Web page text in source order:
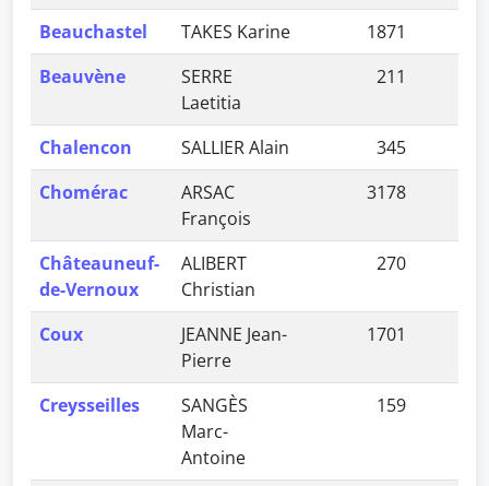
Beauchastel TAKES Karine 1871
Beauvène
SERRE
Laetitia
211
Chalencon SALLIER Alain 345
Chomérac
ARSAC
François
3178
Châteauneuf-
de-Vernoux
ALIBERT
Christian
270
Coux
JEANNE Jean-
Pierre
1701
Creysseilles
SANGÈS
Marc-
Antoine
159